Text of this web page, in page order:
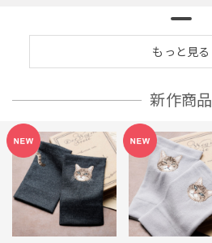
もっと見る
新作商品